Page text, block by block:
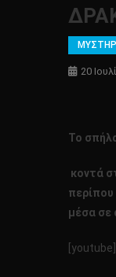
20
Το
κοντά
μέσα σε